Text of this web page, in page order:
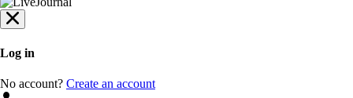
Log in
No account? Create an account